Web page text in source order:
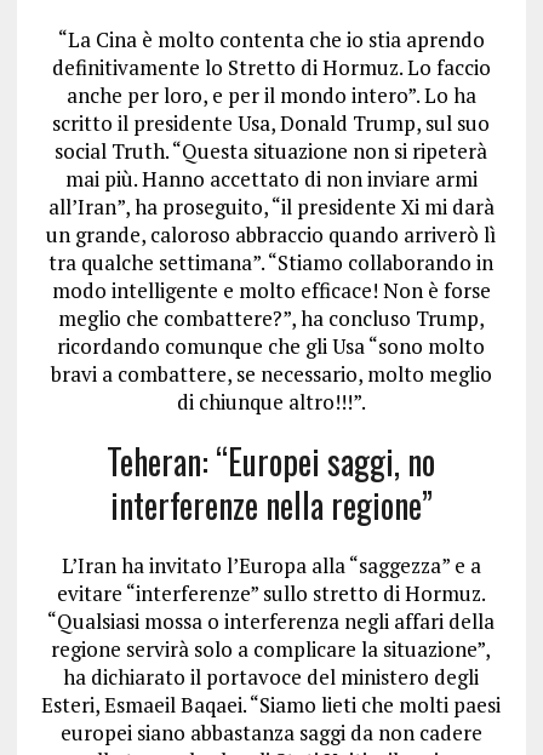
“La Cina è molto contenta che io stia aprendo
definitivamente lo Stretto di Hormuz. Lo faccio
anche per loro, e per il mondo intero”. Lo ha
scritto il presidente Usa, Donald Trump, sul suo
social Truth. “Questa situazione non si ripeterà
mai più. Hanno accettato di non inviare armi
all’Iran”, ha proseguito, “il presidente Xi mi darà
un grande, caloroso abbraccio quando arriverò lì
tra qualche settimana”. “Stiamo collaborando in
modo intelligente e molto efficace! Non è forse
meglio che combattere?”, ha concluso Trump,
ricordando comunque che gli Usa “sono molto
bravi a combattere, se necessario, molto meglio
di chiunque altro!!!”.
Teheran: “Europei saggi, no
interferenze nella regione”
L’Iran ha invitato l’Europa alla “saggezza” e a
evitare “interferenze” sullo stretto di Hormuz.
“Qualsiasi mossa o interferenza negli affari della
regione servirà solo a complicare la situazione”,
ha dichiarato il portavoce del ministero degli
Esteri, Esmaeil Baqaei. “Siamo lieti che molti paesi
europei siano abbastanza saggi da non cadere